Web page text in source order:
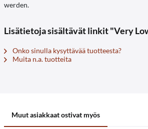
werden.
Lisätietoja sisältävät linkit "Very
Onko sinulla kysyttävää tuotteesta?
Muita n.a. tuotteita
Muut asiakkaat ostivat myös